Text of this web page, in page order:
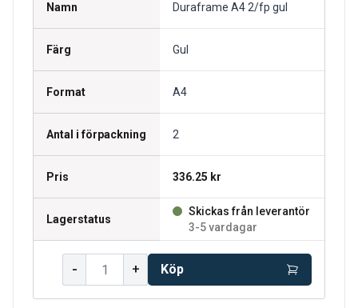
Namn Duraframe A4 2/fp gul
Färg Gul
Format A4
Antal i förpackning 2
Pris 336.25 kr
Lagerstatus
Skickas från leverantör
3-5 vardagar
- + Köp